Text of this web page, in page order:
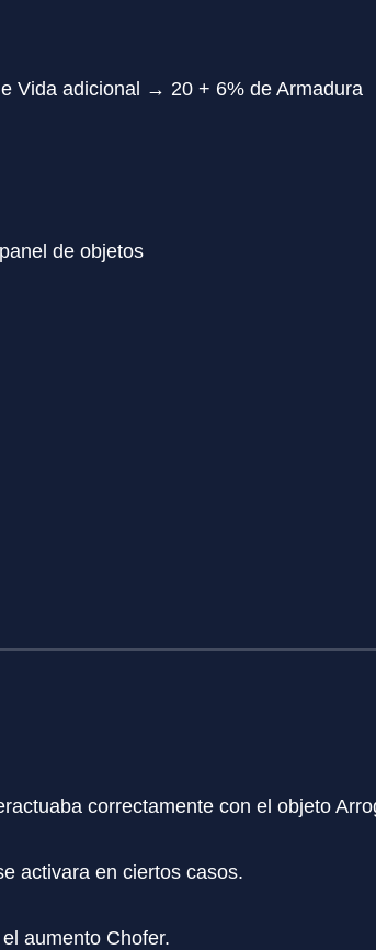
Vida adicional → 20 + 6% de Armadura
de objetos
correctamente con el objeto
activara en ciertos casos.
aumento Chofer.